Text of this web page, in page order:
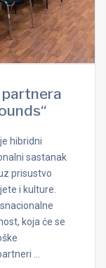
hibridni
sastanak
prisustvo
i kulture.
koja će se
…